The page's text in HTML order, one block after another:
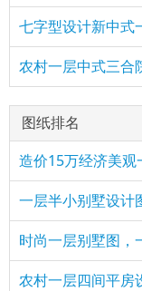
七字型设计新中式
农村一层中式三合
图纸排名
造价15万经济美
时尚一层别墅图，
农村一层四间平房